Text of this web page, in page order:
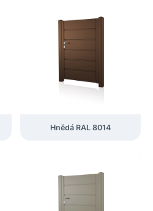
Hnědá RAL 8014